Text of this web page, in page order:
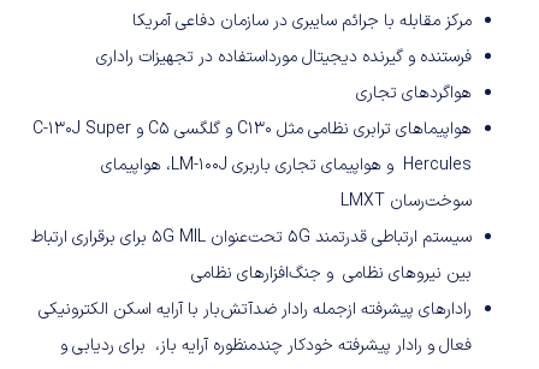
مرکز مقابله با جرائم سایبری در سازمان دفاعی آمریکا
فرستنده و گیرنده دیجیتال مورداستفاده در تجهیزات راداری
هواگردهای تجاری
هواپیماهای ترابری نظامی مثل C130 و گلگسی C5 و C-130J Super
Hercules و هواپیمای تجاری باربری LM-100J، هواپیمای
سوخت‌رسان LMXT
سیستم ارتباطی قدرتمند 5G تحت‌عنوان 5G MIL برای برقراری ارتباط
بین نیروهای نظامی و جنگ‌افزارهای نظامی
رادارهای پیشرفته ازجمله رادار ضدآتش‌بار با آرایه اسکن الکترونیکی
فعال و رادار پیشرفته خودکار چندمنظوره آرایه باز، برای ردیابی و